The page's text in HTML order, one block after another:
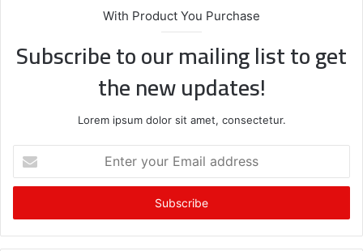
With Product You Purchase
Subscribe to our mailing list to get
the new updates!
Lorem ipsum dolor sit amet, consectetur.
t
r
y